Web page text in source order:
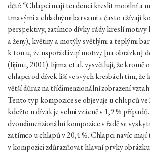
dětí: “Chlapci mají tendenci kreslit mobilní a
tmavými a chladnými barvami a často užívají
perspektivy, zatímco dívky rády kreslí motivy
a ženy), květiny a motýly světlými a teplými
k tomu, že uspořádávají motivy [na obrázku]
(Iijima, 2001). Iijima et al. vysvětlují, že kromě
chlapci od dívek liší ve svých kresbách tím, že
větší důraz na třídimenzionální zobrazení
Tento typ kompozice se objevuje u chlapců
kdežto u dívak je velmi vzácně v 1,9 %
dvoudimenzionální kompozice v řadě se
zatímco u chlapů v 20,4 %. Chlapci navíc mají
v kompozici zdůrazňovat hlavní prvky